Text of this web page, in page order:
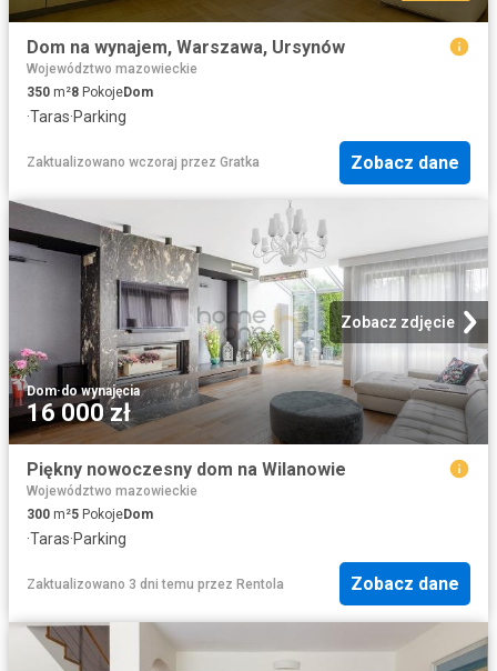
Dom na wynajem, Warszawa, Ursynów
Województwo mazowieckie
350 m²8 PokojeDom
·Taras·Parking
Zaktualizowano wczoraj przez Gratka Zobacz dane
Zobacz zdjęcie
Dom·do wynajęcia
16 000 zł
Piękny nowoczesny dom na Wilanowie
Województwo mazowieckie
300 m²5 PokojeDom
·Taras·Parking
Zaktualizowano 3 dni temu przez Rentola Zobacz dane